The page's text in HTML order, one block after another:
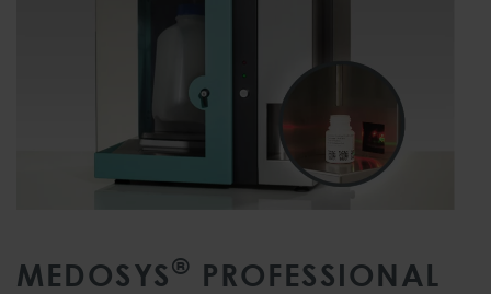
MEDOSYS® PROFESSIONAL